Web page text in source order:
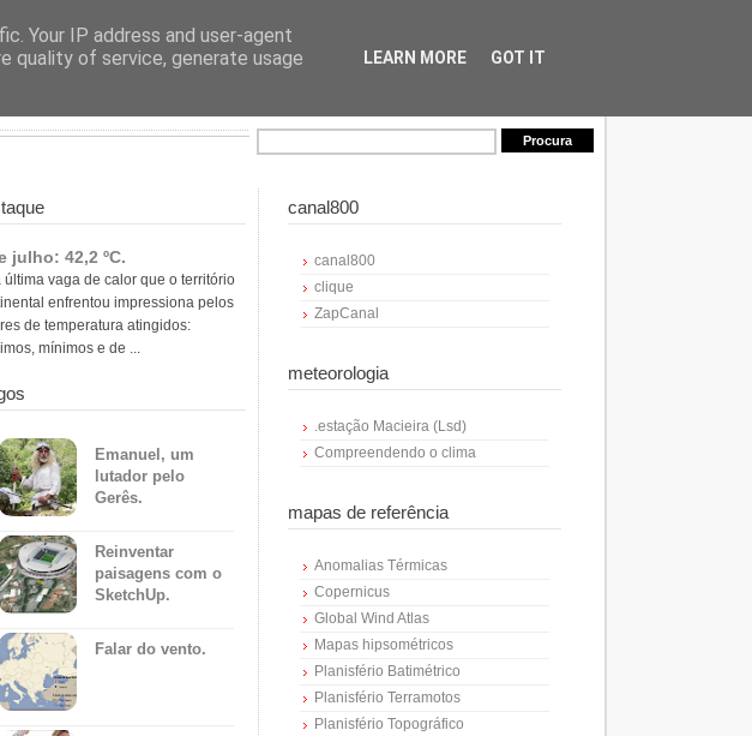
julho: 42,2 ºC.
última vaga de calor que o território
enfrentou impressiona pelos
de temperatura atingidos:
mínimos e de ...
Emanuel, um
lutador pelo
Gerês.
Reinventar
paisagens com o
SketchUp.
Falar do vento.
canal800
canal800
clique
ZapCanal
meteorologia
.estação Macieira (Lsd)
Compreendendo o clima
mapas de referência
Anomalias Térmicas
Copernicus
Global Wind Atlas
Mapas hipsométricos
Planisfério Batimétrico
Planisfério Terramotos
Planisfério Topográfico
Your IP address and user-agent
quality of service, generate usage
LEARN MORE GOT IT